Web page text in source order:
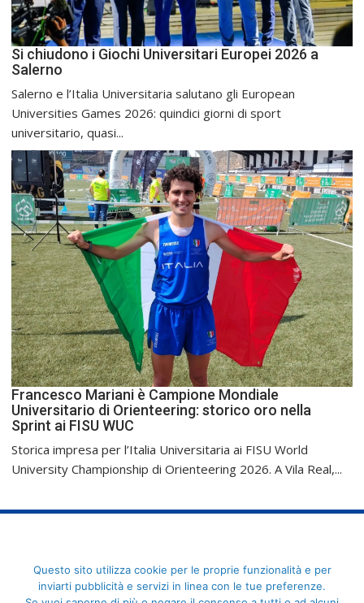
Si chiudono i Giochi Universitari Europei 2026 a
Salerno
Salerno e l’Italia Universitaria salutano gli European
Universities Games 2026: quindici giorni di sport
universitario, quasi...
Francesco Mariani è Campione Mondiale
Universitario di Orienteering: storico oro nella
Sprint ai FISU WUC
Storica impresa per l’Italia Universitaria ai FISU World
University Championship di Orienteering 2026. A Vila Real,...
FederCUSI: Federazione Italiana dello Sport Universitario - Via
Angelo Brofferio, 7 - 00195 Roma - C.F. 80109270589
Questo sito utilizza cookie per le proprie funzionalità e per
inviarti pubblicità e servizi in linea con le tue preferenze.